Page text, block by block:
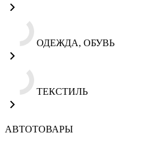
ОДЕЖДА, ОБУВЬ
ТЕКСТИЛЬ
АВТОТОВАРЫ